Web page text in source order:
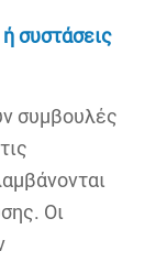
ή συστάσεις
συμβουλές
Οι